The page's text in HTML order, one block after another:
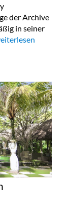
der Archive
in seiner
Berlin Flash